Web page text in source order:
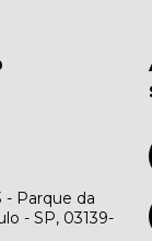
- Parque da
- SP, 03139-